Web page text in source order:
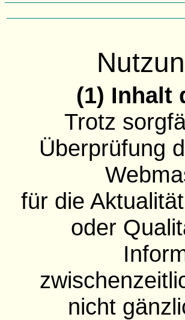
(1) Inhalt
Trotz
Überprüfung
für die
oder
nicht